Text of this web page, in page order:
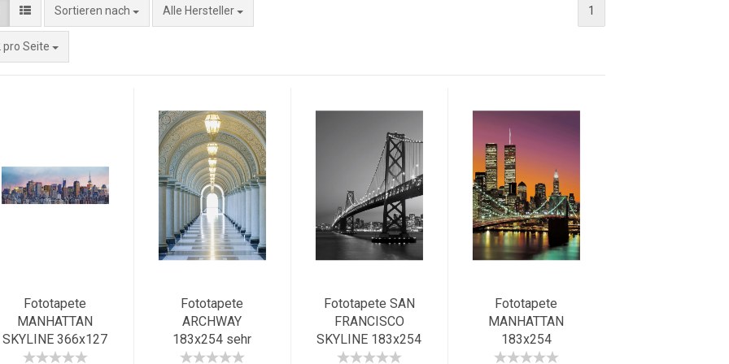
Sortieren nach Alle Hersteller
pro Seite
1
Fototapete
MANHATTAN
SKYLINE 366x127
New York
Fototapete
ARCHWAY
183x254 sehr
edler Säulengang,
Fototapete SAN
FRANCISCO
SKYLINE 183x254
Golden Gate
Fototapete
MANHATTAN
183x254
Twintowers New